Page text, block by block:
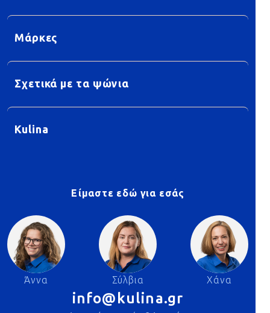
Μάρκες
Σχετικά με τα ψώνια
Kulina
Είμαστε εδώ για εσάς
Άννα Σύλβια Χάνα
info@kulina.gr